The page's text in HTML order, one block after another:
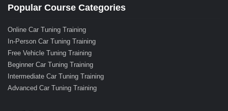
Popular Course Categories
Online Car Tuning Training
In-Person Car Tuning Training
Free Vehicle Tuning Training
Beginner Car Tuning Training
Intermediate Car Tuning Training
Advanced Car Tuning Training